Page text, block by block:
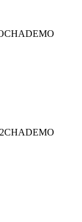
CHADEMO
CHADEMO